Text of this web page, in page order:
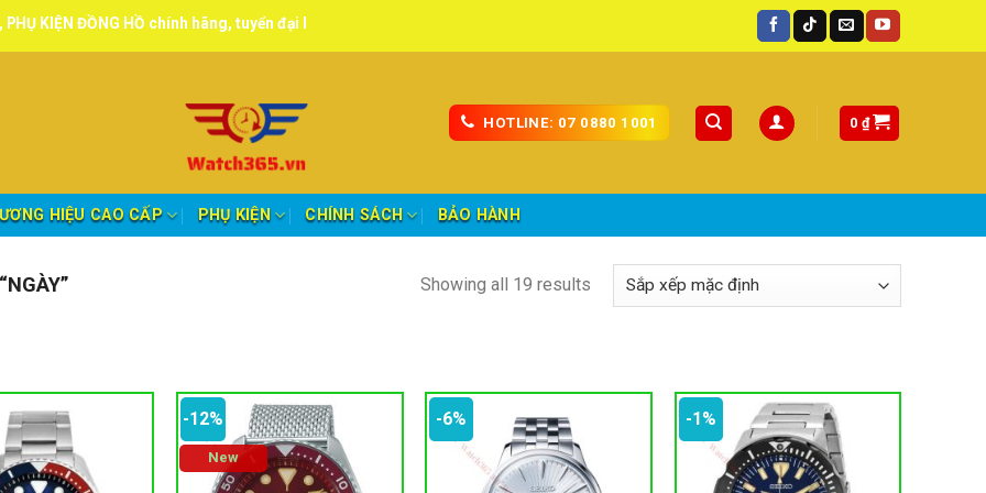
HỒ chính hãng, tuyển đại lý, CTV giao hàng toàn quốc.
HOTLINE: 07 0880 1001 0 ₫
HIỆU CAO CẤP PHỤ KIỆN CHÍNH SÁCH BẢO HÀNH
Showing all 19 results
giá
-12%
New
-6% -1%